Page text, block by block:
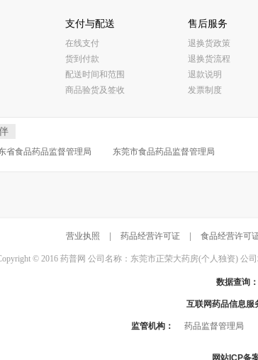
支付与配送
在线支付
货到付款
配送时间和范围
商品验货及签收
售后服务
退换货政策
退换货流程
退款说明
发票制度
省食品药品监督管理局 东莞市食品药品监督管理局
营业执照 药品经营许可证 食品经营许可
© 2016 药普网 公司名称：东莞市正荣大药房(个人独资) 公
数据查询：
互联网药品信息服
监管机构： 药品监督管理局
网站ICP备